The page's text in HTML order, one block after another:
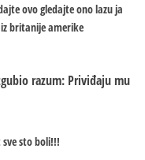
ovo gledajte ono lazu ja
britanije amerike
razum: Priviđaju mu
sve sto boli!!!